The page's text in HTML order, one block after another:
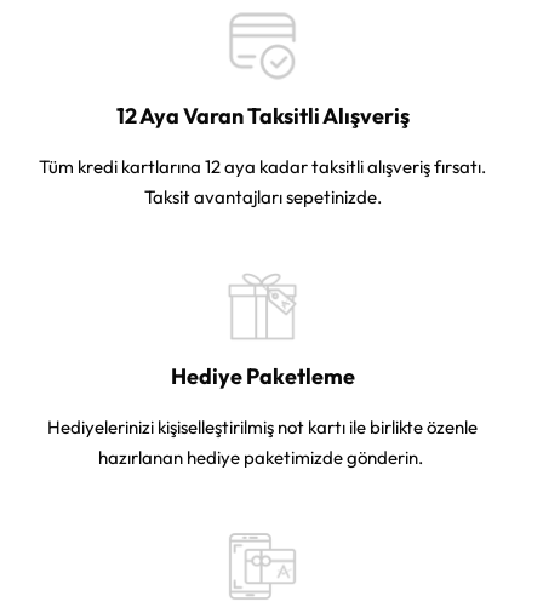
12 Aya Varan Taksitli Alışveriş
Tüm kredi kartlarına 12 aya kadar taksitli alışveriş fırsatı.
Taksit avantajları sepetinizde.
Hediye Paketleme
Hediyelerinizi kişiselleştirilmiş not kartı ile birlikte özenle
hazırlanan hediye paketimizde gönderin.